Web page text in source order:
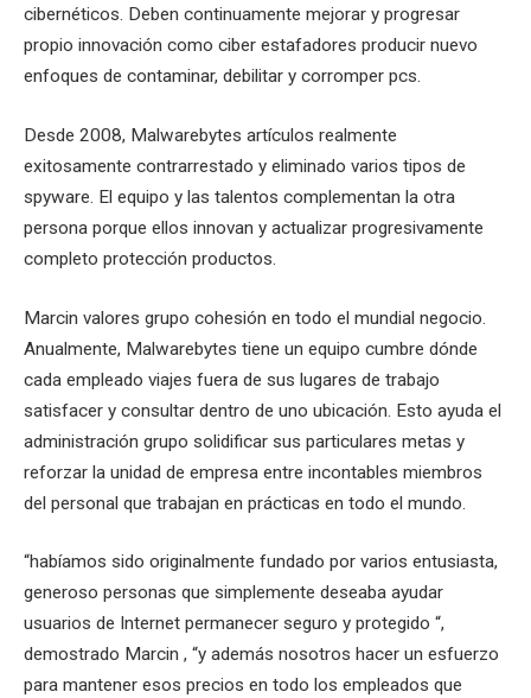
cibernéticos. Deben continuamente mejorar y progresar
propio innovación como ciber estafadores producir nuevo
enfoques de contaminar, debilitar y corromper pcs.
Desde 2008, Malwarebytes artículos realmente
exitosamente contrarrestado y eliminado varios tipos de
spyware. El equipo y las talentos complementan la otra
persona porque ellos innovan y actualizar progresivamente
completo protección productos.
Marcin valores grupo cohesión en todo el mundial negocio.
Anualmente, Malwarebytes tiene un equipo cumbre dónde
cada empleado viajes fuera de sus lugares de trabajo
satisfacer y consultar dentro de uno ubicación. Esto ayuda el
administración grupo solidificar sus particulares metas y
reforzar la unidad de empresa entre incontables miembros
del personal que trabajan en prácticas en todo el mundo.
“habíamos sido originalmente fundado por varios entusiasta,
generoso personas que simplemente deseaba ayudar
usuarios de Internet permanecer seguro y protegido “,
demostrado Marcin , “y además nosotros hacer un esfuerzo
para mantener esos precios en todo los empleados que